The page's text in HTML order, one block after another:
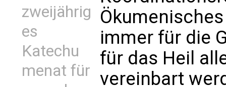
zweijährig
es
Katechu
menat für
immer für die
für das Heil
vereinbart